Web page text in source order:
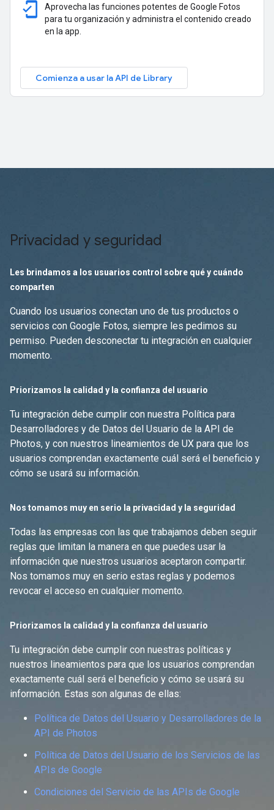
mobile_friendly
Aprovecha las funciones potentes de Google Fotos
para tu organización y administra el contenido creado
en la app.
Comienza a usar la API de Library
Privacidad y seguridad
Les brindamos a los usuarios control sobre qué y cuándo
comparten
Cuando los usuarios conectan uno de tus productos o
servicios con Google Fotos, siempre les pedimos su
permiso. Pueden desconectar tu integración en cualquier
momento.
Priorizamos la calidad y la confianza del usuario
Tu integración debe cumplir con nuestra Política para
Desarrolladores y de Datos del Usuario de la API de
Photos, y con nuestros lineamientos de UX para que los
usuarios comprendan exactamente cuál será el beneficio y
cómo se usará su información.
Nos tomamos muy en serio la privacidad y la seguridad
Todas las empresas con las que trabajamos deben seguir
reglas que limitan la manera en que puedes usar la
información que nuestros usuarios aceptaron compartir.
Nos tomamos muy en serio estas reglas y podemos
revocar el acceso en cualquier momento.
Priorizamos la calidad y la confianza del usuario
Tu integración debe cumplir con nuestras políticas y
nuestros lineamientos para que los usuarios comprendan
exactamente cuál será el beneficio y cómo se usará su
información. Estas son algunas de ellas:
Política de Datos del Usuario y Desarrolladores de la
API de Photos
Política de Datos del Usuario de los Servicios de las
APIs de Google
Condiciones del Servicio de las APIs de Google